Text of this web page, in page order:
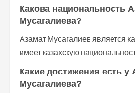
Какова национальность
Мусагалиева?
Азамат Мусагалиев является
имеет казахскую
Какие достижения есть у
Мусагалиева?